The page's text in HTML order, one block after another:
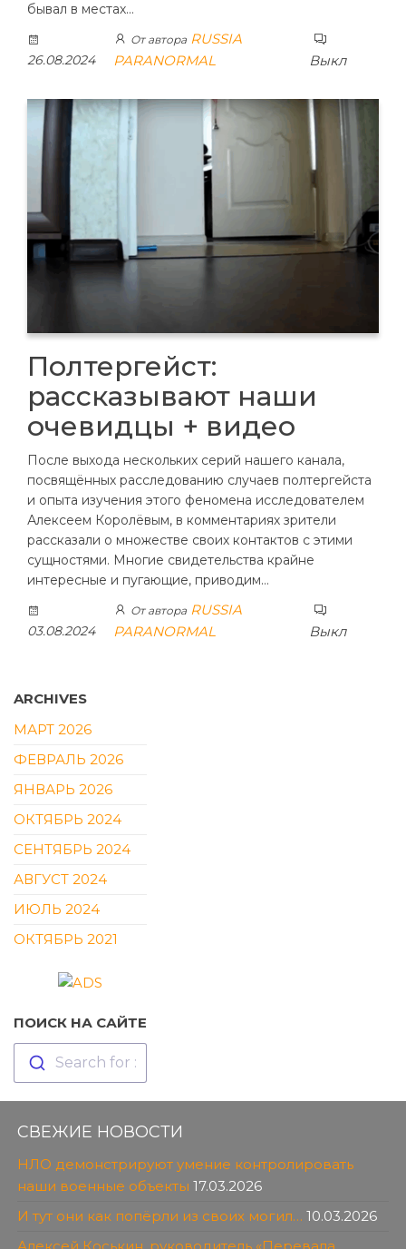
бывал в местах…
26.08.2024
От автора RUSSIA
PARANORMAL
Выкл
Полтергейст:
рассказывают наши
очевидцы + видео
После выхода нескольких серий нашего канала,
посвящённых расследованию случаев полтергейста
и опыта изучения этого феномена исследователем
Алексеем Королёвым, в комментариях зрители
рассказали о множестве своих контактов с этими
сущностями. Многие свидетельства крайне
интересные и пугающие, приводим…
03.08.2024
От автора RUSSIA
PARANORMAL
Выкл
ARCHIVES
МАРТ 2026
ФЕВРАЛЬ 2026
ЯНВАРЬ 2026
ОКТЯБРЬ 2024
СЕНТЯБРЬ 2024
АВГУСТ 2024
ИЮЛЬ 2024
ОКТЯБРЬ 2021
ПОИСК НА САЙТЕ
Search for :
СВЕЖИЕ НОВОСТИ
НЛО демонстрируют умение контролировать
наши военные объекты 17.03.2026
И тут они как попёрли из своих могил… 10.03.2026